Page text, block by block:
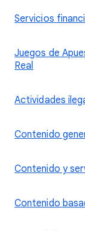
Servicios
Juegos de
Real
Actividades
Contenido
Contenido y
Contenido